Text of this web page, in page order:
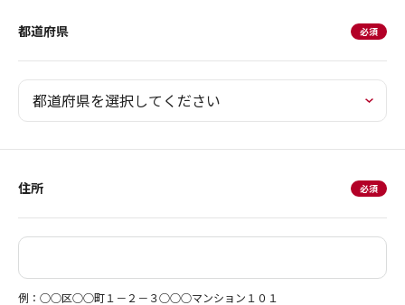
都道府県
住所
例：○○区○○町１－２－３○○○マンション１０１